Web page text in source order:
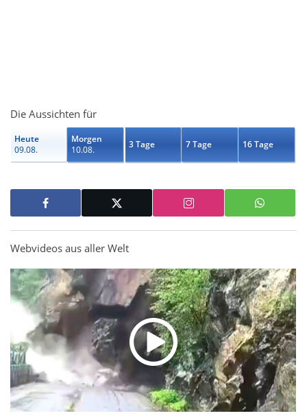
Die Aussichten für
Heute
09.08.
Morgen
10.08.
3 Tage 7 Tage 16 Tage
Webvideos aus aller Welt